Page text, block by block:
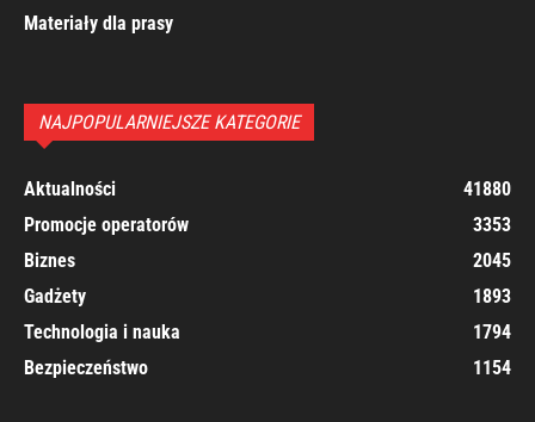
Materiały dla prasy
NAJPOPULARNIEJSZE KATEGORIE
Aktualności
41880
Promocje operatorów
3353
Biznes
2045
Gadżety
1893
Technologia i nauka
1794
Bezpieczeństwo
1154